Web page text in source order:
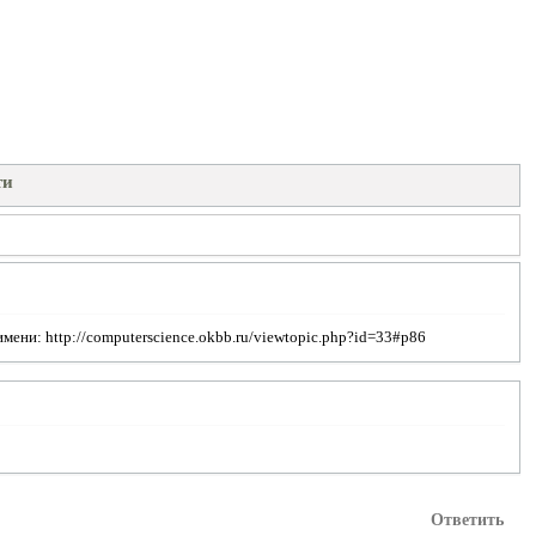
http://computerscience.okbb.ru/viewtopic.php?id=33#p86
Ответить